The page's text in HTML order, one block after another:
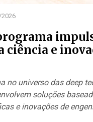
ciência e
no universo das deep
soluções
e inovações de